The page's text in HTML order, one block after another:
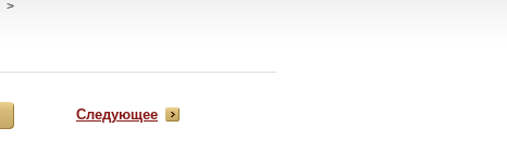
>
Следующее